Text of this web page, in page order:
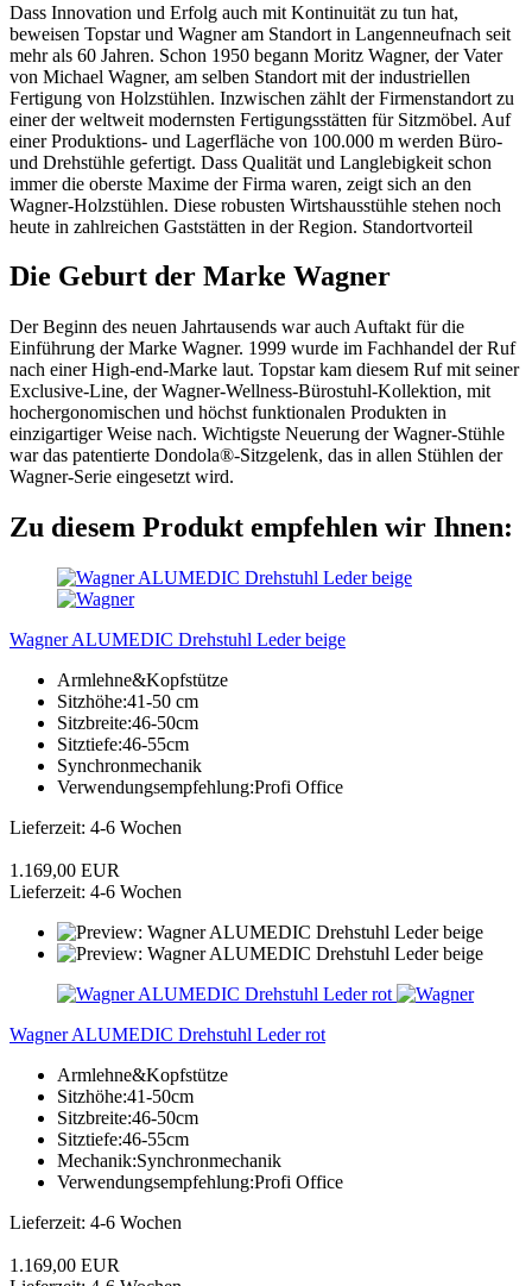
Dass Innovation und Erfolg auch mit Kontinuität zu tun hat,
beweisen Topstar und Wagner am Standort in Langenneufnach seit
mehr als 60 Jahren. Schon 1950 begann Moritz Wagner, der Vater
von Michael Wagner, am selben Standort mit der industriellen
Fertigung von Holzstühlen. Inzwischen zählt der Firmenstandort zu
einer der weltweit modernsten Fertigungsstätten für Sitzmöbel. Auf
einer Produktions- und Lagerfläche von 100.000 m werden Büro-
und Drehstühle gefertigt. Dass Qualität und Langlebigkeit schon
immer die oberste Maxime der Firma waren, zeigt sich an den
Wagner-Holzstühlen. Diese robusten Wirtshausstühle stehen noch
heute in zahlreichen Gaststätten in der Region. Standortvorteil
Die Geburt der Marke Wagner
Der Beginn des neuen Jahrtausends war auch Auftakt für die
Einführung der Marke Wagner. 1999 wurde im Fachhandel der Ruf
nach einer High-end-Marke laut. Topstar kam diesem Ruf mit seiner
Exclusive-Line, der Wagner-Wellness-Bürostuhl-Kollektion, mit
hochergonomischen und höchst funktionalen Produkten in
einzigartiger Weise nach. Wichtigste Neuerung der Wagner-Stühle
war das patentierte Dondola®-Sitzgelenk, das in allen Stühlen der
Wagner-Serie eingesetzt wird.
Zu diesem Produkt empfehlen wir Ihnen:
Wagner ALUMEDIC Drehstuhl Leder beige
Armlehne&Kopfstütze
Sitzhöhe:41-50 cm
Sitzbreite:46-50cm
Sitztiefe:46-55cm
Synchronmechanik
Verwendungsempfehlung:Profi Office
Lieferzeit: 4-6 Wochen
1.169,00 EUR
Lieferzeit: 4-6 Wochen
Wagner ALUMEDIC Drehstuhl Leder rot
Armlehne&Kopfstütze
Sitzhöhe:41-50cm
Sitzbreite:46-50cm
Sitztiefe:46-55cm
Mechanik:Synchronmechanik
Verwendungsempfehlung:Profi Office
Lieferzeit: 4-6 Wochen
1.169,00 EUR